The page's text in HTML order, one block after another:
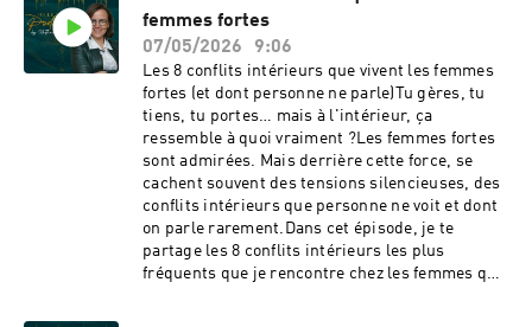
ancien schéma ou une stratégie
d’évitement.Dans cette vidéo, tu vas découvrir
:•⁠ ⁠Pourquoi l’autosabotage ne ressemble pas
toujours à de l’autosabotage•⁠ ⁠Comment la peur
peut se déguiser en prudence•⁠ ⁠Comment
différencier prudence saine et évitement•⁠
⁠Pourquoi un petit obstacle peut devenir une
excuse pour tout annuler•⁠ ⁠Le piège du “je garde
ça au cas où”•⁠ ⁠Pourquoi tu peux te saboter en
faisant le choix le plus raisonnable aux yeux des
autres•⁠ ⁠Comment reconnaître les signaux d’un
autosabotage discret•⁠ ⁠Les questions à te poser
femmes fortes
07/05/2026
9:06
Les 8 conflits intérieurs que vivent les femmes
fortes (et dont personne ne parle)Tu gères, tu
tiens, tu portes… mais à l'intérieur, ça
ressemble à quoi vraiment ?Les femmes fortes
sont admirées. Mais derrière cette force, se
cachent souvent des tensions silencieuses, des
conflits intérieurs que personne ne voit et dont
on parle rarement.Dans cet épisode, je te
partage les 8 conflits intérieurs les plus
fréquents que je rencontre chez les femmes que